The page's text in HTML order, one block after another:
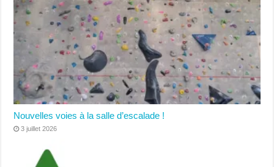
Nouvelles voies à la salle d’escalade !
3 juillet 2026